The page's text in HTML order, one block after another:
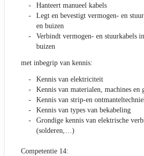
Hanteert manueel kabels
Legt en bevestigt vermogen- en
en buizen
Verbindt vermogen- en stuurkabels
buizen
met inbegrip van kennis:
Kennis van elektriciteit
Kennis van materialen, machines en
Kennis van strip-en
Kennis van types van bekabeling
Grondige kennis van elektrische
(solderen,…)
Competentie 14: